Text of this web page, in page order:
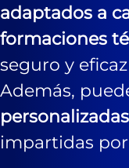
adaptados a
formaciones
seguro y
Además,
personalizadas
impartidas